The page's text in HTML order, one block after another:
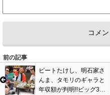
前の記事
ビートたけし、明石家さ
んま、タモリのギャラと
年収額が判明!!ビッグ3の